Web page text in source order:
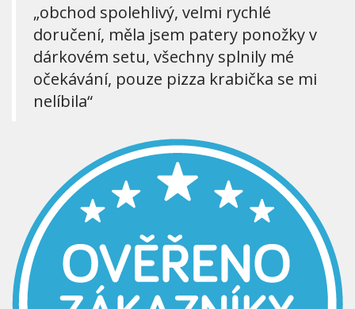
„obchod spolehlivý, velmi rychlé
doručení, měla jsem patery ponožky v
dárkovém setu, všechny splnily mé
očekávání, pouze pizza krabička se mi
nelíbila“